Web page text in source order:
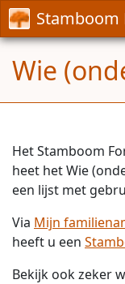
Stamboom
Wie
Het Stamboom
heet het Wie
een lijst met
Via Mijn
heeft u een
Bekijk ook zeker